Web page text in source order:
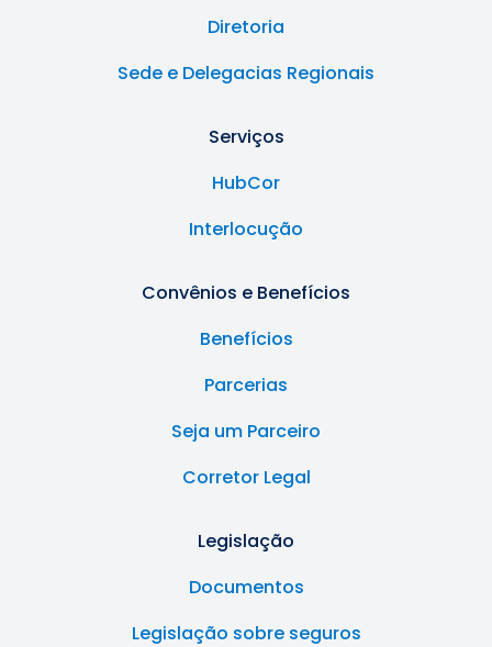
Diretoria
Sede e Delegacias Regionais
Serviços
HubCor
Interlocução
Convênios e Benefícios
Benefícios
Parcerias
Seja um Parceiro
Corretor Legal
Legislação
Documentos
Legislação sobre seguros